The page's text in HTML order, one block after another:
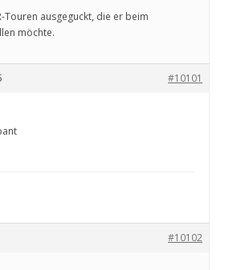
Touren ausgeguckt, die er beim
möchte.
#10101
#10102